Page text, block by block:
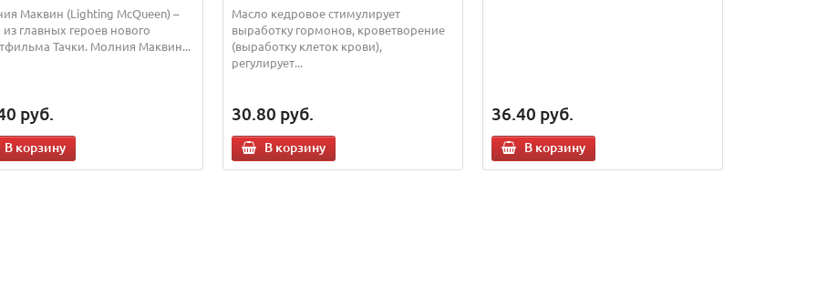
Маквин (Lighting McQueen) –
главных героев нового
Тачки. Молния Маквин...
руб.
В корзину
Масло кедровое стимулирует
выработку гормонов, кроветворение
(выработку клеток крови),
регулирует...
30.80 руб.
В корзину
36.40 руб.
В корзину